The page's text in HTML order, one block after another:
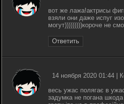
вот же лажа!актрисы
взяли они даже испуг
могут)))))))))короче не
Ответить
14 ноября 2020 01:44 |
весь ужас полягає в
задумка не погана шкода